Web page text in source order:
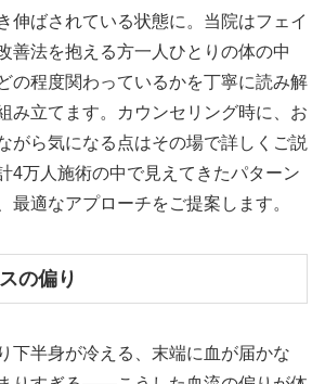
伸ばされている状態に。当院はフェイ
善法を抱える方一人ひとりの体の中
の程度関わっているかを丁寧に読み解
み立てます。カウンセリング時に、お
がら気になる点はその場で詳しくご説
4万人施術の中で見えてきたパターン
最適なアプローチをご提案します。
の偏り
下半身が冷える、末端に血が届かな